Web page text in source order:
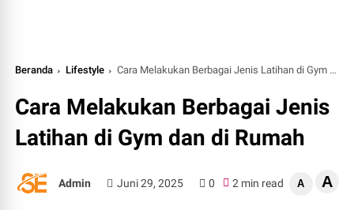
Beranda Lifestyle Cara Melakukan Berbagai Jenis Latihan di Gym dan di Rumah
Cara Melakukan Berbagai Jenis
Latihan di Gym dan di Rumah
Admin Juni 29, 2025 0 2 min read A A